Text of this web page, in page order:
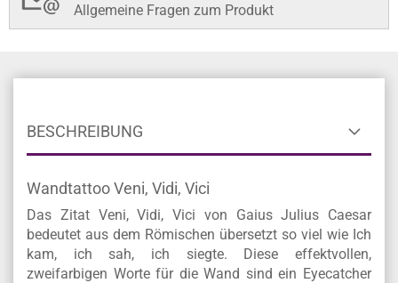
Allgemeine Fragen zum Produkt
BESCHREIBUNG
Wandtattoo Veni, Vidi, Vici
Das Zitat Veni, Vidi, Vici von Gaius Julius Caesar
bedeutet aus dem Römischen übersetzt so viel wie Ich
kam, ich sah, ich siegte. Diese effektvollen,
zweifarbigen Worte für die Wand sind ein Eyecatcher